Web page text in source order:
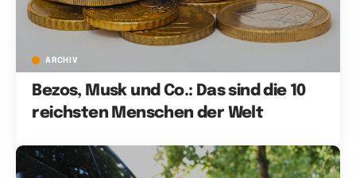
ARCHIV
Bezos, Musk und Co.: Das sind die 10
reichsten Menschen der Welt